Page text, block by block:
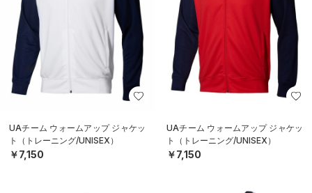
UAチーム ウォームアップ ジャケッ
ト（トレーニング/UNISEX）
￥7,150
UAチーム ウォームアップ ジャケッ
ト（トレーニング/UNISEX）
￥7,150